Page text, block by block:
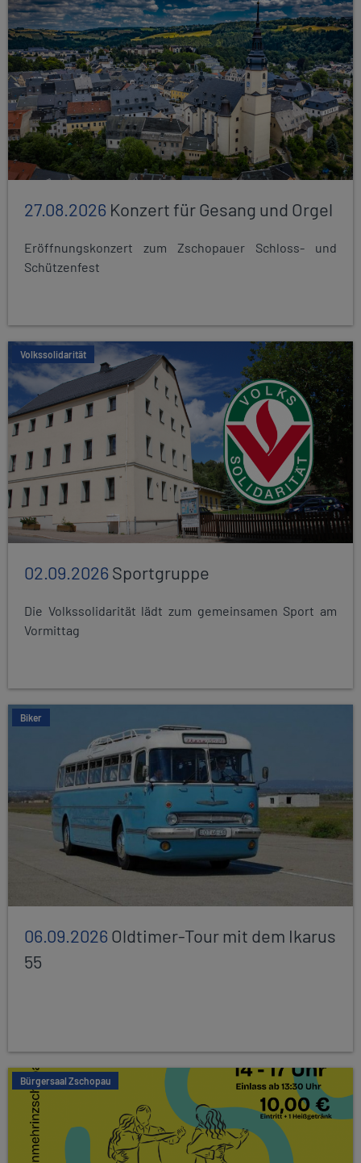
27.08.2026 Konzert für Gesang und Orgel
Eröffnungskonzert zum Zschopauer Schloss- und
Schützenfest
Volkssolidarität
02.09.2026Sportgruppe
Die Volkssolidarität lädt zum gemeinsamen Sport am
Vormittag
Biker
06.09.2026Oldtimer-Tour mit dem Ikarus
55
Bürgersaal Zschopau